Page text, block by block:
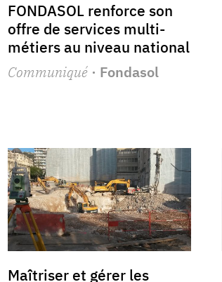
FONDASOL renforce son
offre de services multi-
métiers au niveau national
Communiqué · Fondasol
Maîtriser et gérer les